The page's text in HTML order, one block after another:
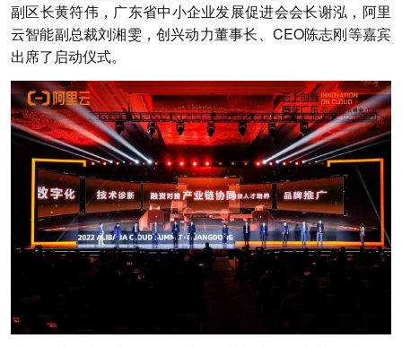
副区长黄符伟，广东省中小企业发展促进会会长谢泓，阿里
云智能副总裁刘湘雯，创兴动力董事长、CEO陈志刚等嘉宾
出席了启动仪式。